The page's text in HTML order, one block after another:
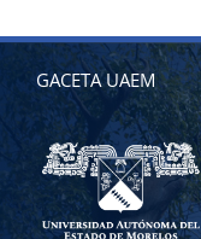
GACETA UAEM